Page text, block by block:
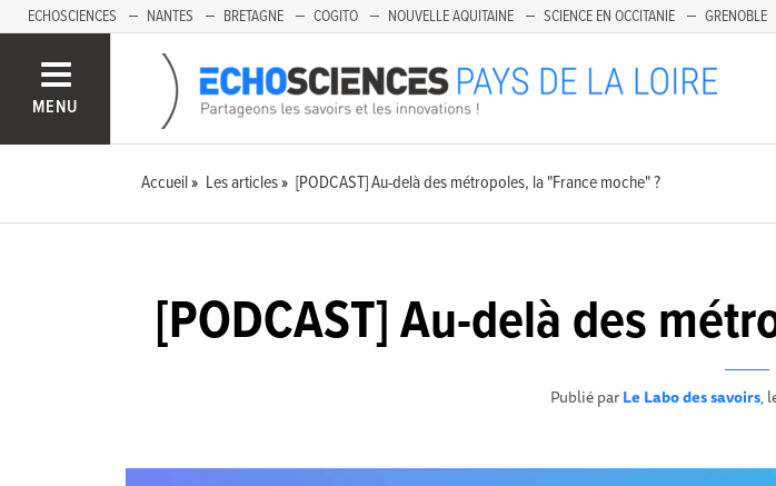
ECHOSCIENCES NANTES BRETAGNE COGITO NOUVELLE AQUITAINE SCIENCE EN OCCITANIE GRENOBLE
MENU
Accueil Les articles [PODCAST] Au-delà des métropoles, la "France moche" ?
[PODCAST] Au-delà des
Publié parLe Labo des savoirs,